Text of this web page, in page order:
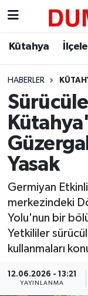
Kütahya
HABERLER
Yasak
Germiyan
merkezindeki
Yolu'nun bir
Yetkililer
kullanmaları
12.06.2026 - 13:21
YAYINLANMA
Asayiş
Diğer
Dünya
Eğitim
Ekonomi
Eleman
Gündem
Haber
Kütahya
Kütahya
Süper Lig
Tüm
Son Dakika
Haber Arşivi